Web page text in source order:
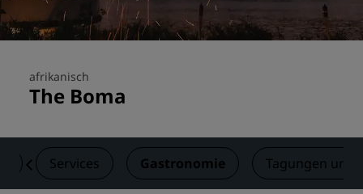
afrikanisch
The Boma
Services Gastronomie Tagungen und